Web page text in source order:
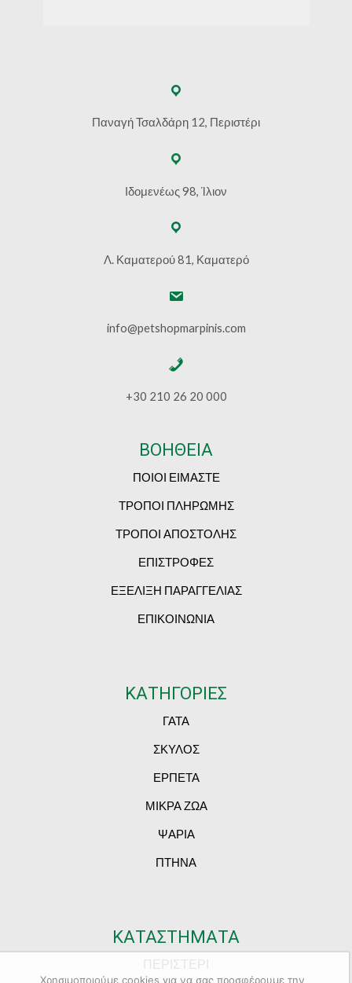
Παναγή Τσαλδάρη 12, Περιστέρι
Ιδομενέως 98, Ίλιον
Λ. Καματερού 81, Καματερό
info@petshopmarpinis.com
+30 210 26 20 000
ΒΟΗΘΕΙΑ
ΠΟΙΟΙ ΕΙΜΑΣΤΕ
ΤΡΟΠΟΙ ΠΛΗΡΩΜΗΣ
ΤΡΟΠΟΙ ΑΠΟΣΤΟΛΗΣ
ΕΠΙΣΤΡΟΦΕΣ
ΕΞΕΛΙΞΗ ΠΑΡΑΓΓΕΛΙΑΣ
ΕΠΙΚΟΙΝΩΝΙΑ
ΚΑΤΗΓΟΡΙΕΣ
ΓΑΤΑ
ΣΚΥΛΟΣ
ΕΡΠΕΤΑ
ΜΙΚΡΑ ΖΩΑ
ΨΑΡΙΑ
ΠΤΗΝΑ
ΚΑΤΑΣΤΗΜΑΤΑ
Χρησιμοποιούμε cookies για να σας προσφέρουμε την